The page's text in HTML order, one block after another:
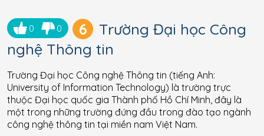
0 0 6
Trường Đại học Công
nghệ Thông tin
Trường Đại học Công nghệ Thông tin (tiếng Anh:
University of Information Technology) là trường trực
thuộc Đại học quốc gia Thành phố Hồ Chí Minh, đây là
một trong những trường đứng đầu trong đào tạo ngành
công nghệ thông tin tại miền nam Việt Nam.